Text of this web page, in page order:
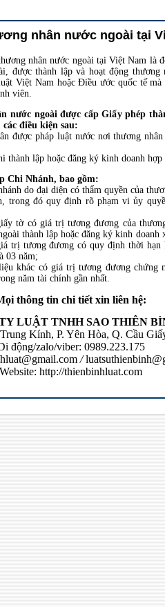
nhân nước ngoài tại
nhân nước ngoài tại Việt Nam là
được thành lập và hoạt động
Việt Nam hoặc Điều ước quốc tế
viên.
nước ngoài được cấp Giấy phép
điều kiện sau:
được pháp luật nước nơi thương
lập hoặc đăng ký kinh doanh hợp
Chi Nhánh, bao gồm:
do đại diện có thẩm quyền của
trong đó quy định rõ phạm vi ủy
tờ có giá trị tương đương của
thành lập hoặc đăng ký kinh doanh
trị tương đương có quy định thời hạn
03 năm;
khác có giá trị tương đương chứng
năm tài chính gần nhất.
thông tin chi tiết xin liên hệ:
LUẬT TNHH SAO THIÊN
Kính, P. Yên Hòa, Q. Cầu
động/zalo/viber: 0989.223.175
/
Website:http://thienbinhluat.com